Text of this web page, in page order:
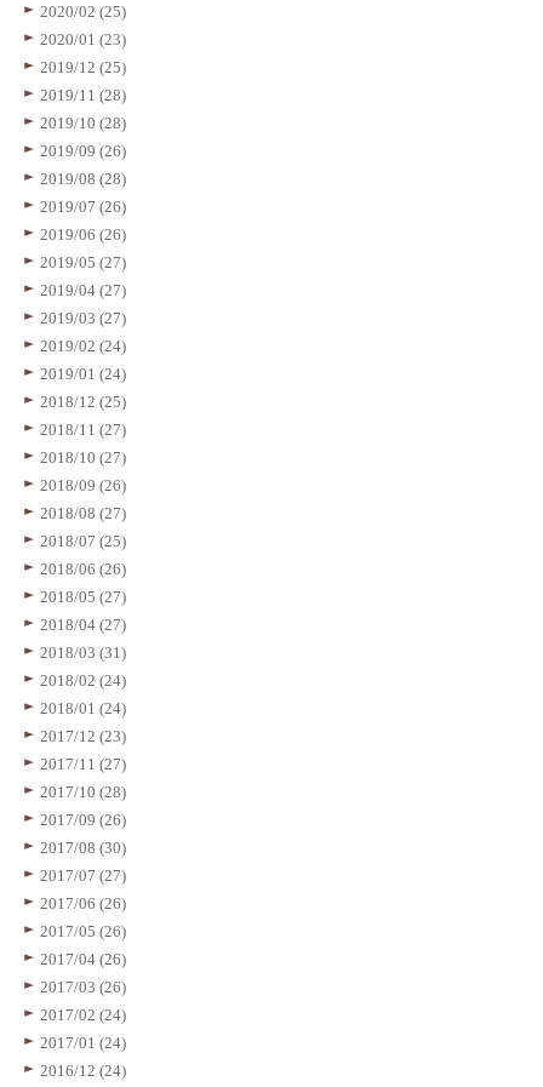
2020/02 (25)
2020/01 (23)
2019/12 (25)
2019/11 (28)
2019/10 (28)
2019/09 (26)
2019/08 (28)
2019/07 (26)
2019/06 (26)
2019/05 (27)
2019/04 (27)
2019/03 (27)
2019/02 (24)
2019/01 (24)
2018/12 (25)
2018/11 (27)
2018/10 (27)
2018/09 (26)
2018/08 (27)
2018/07 (25)
2018/06 (26)
2018/05 (27)
2018/04 (27)
2018/03 (31)
2018/02 (24)
2018/01 (24)
2017/12 (23)
2017/11 (27)
2017/10 (28)
2017/09 (26)
2017/08 (30)
2017/07 (27)
2017/06 (26)
2017/05 (26)
2017/04 (26)
2017/03 (26)
2017/02 (24)
2017/01 (24)
2016/12 (24)